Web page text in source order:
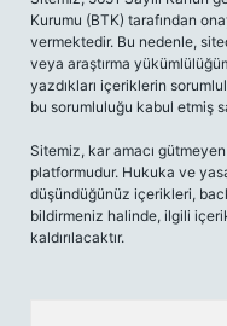
Kurumu (BTK) tarafından
vermektedir. Bu nedenle,
veya araştırma
yazdıkları içeriklerin
bu sorumluluğu kabul etmiş
Sitemiz, kar amacı
platformudur. Hukuka ve
düşündüğünüz içerikleri,
bildirmeniz halinde, ilgili
kaldırılacaktır.